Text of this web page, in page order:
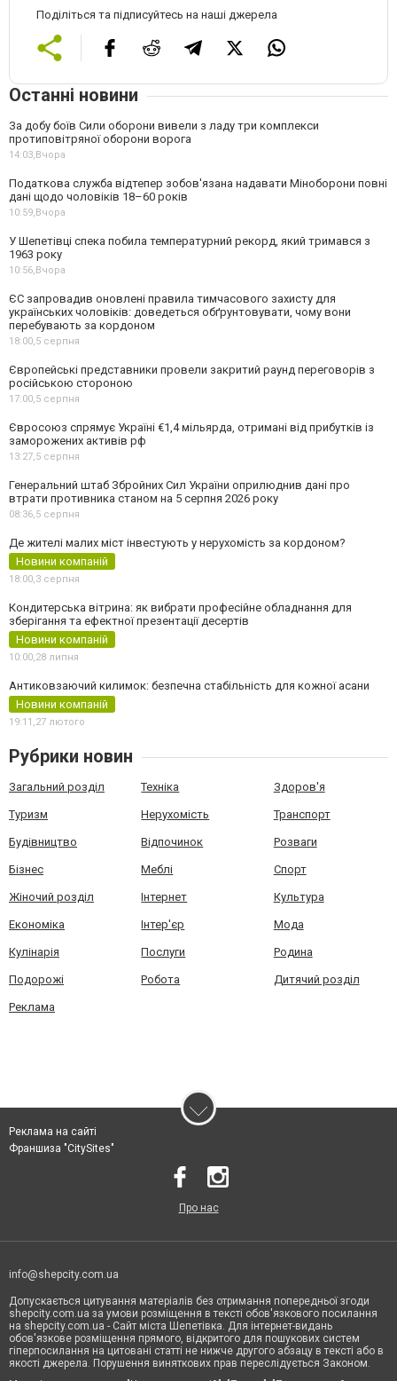
Поділіться та підписуйтесь на наші джерела
Останні новини
За добу боїв Сили оборони вивели з ладу три комплекси
протиповітряної оборони ворога
14:03,Вчора
Податкова служба відтепер зобов'язана надавати Міноборони повні
дані щодо чоловіків 18–60 років
10:59,Вчора
У Шепетівці спека побила температурний рекорд, який тримався з
1963 року
10:56,Вчора
ЄС запровадив оновлені правила тимчасового захисту для
українських чоловіків: доведеться обґрунтовувати, чому вони
перебувають за кордоном
18:00,5 серпня
Європейські представники провели закритий раунд переговорів з
російською стороною
17:00,5 серпня
Євросоюз спрямує Україні €1,4 мільярда, отримані від прибутків із
заморожених активів рф
13:27,5 серпня
Генеральний штаб Збройних Сил України оприлюднив дані про
втрати противника станом на 5 серпня 2026 року
08:36,5 серпня
Де жителі малих міст інвестують у нерухомість за кордоном?
Новини компаній
18:00,3 серпня
Кондитерська вітрина: як вибрати професійне обладнання для
зберігання та ефектної презентації десертів
Новини компаній
10:00,28 липня
Антиковзаючий килимок: безпечна стабільність для кожної асани
Новини компаній
19:11,27 лютого
Рубрики новин
Загальний розділ Техніка Здоров'я
Туризм Нерухомість Транспорт
Будівництво Відпочинок Розваги
Бізнес Меблі Спорт
Жіночий розділ Інтернет Культура
Економіка Інтер'єр Мода
Кулінарія Послуги Родина
Подорожі Робота Дитячий розділ
Реклама
Реклама на сайті
Франшиза "CitySites"
Про нас
info@shepcity.com.ua
Допускається цитування матеріалів без отримання попередньої згоди
shepcity.com.ua за умови розміщення в тексті обов'язкового посилання
на shepcity.com.ua - Сайт міста Шепетівка. Для інтернет-видань
обов'язкове розміщення прямого, відкритого для пошукових систем
гіперпосилання на цитовані статті не нижче другого абзацу в тексті або в
якості джерела. Порушення виняткових прав переслідується Законом.